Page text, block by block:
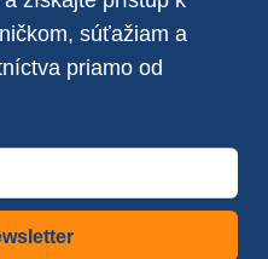
súťažiam a
priamo od